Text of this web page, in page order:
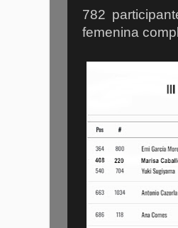
782
femenina